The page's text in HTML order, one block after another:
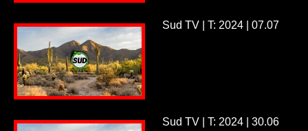
Sud TV | T: 2024 | 07.07
Sud TV | T: 2024 | 30.06